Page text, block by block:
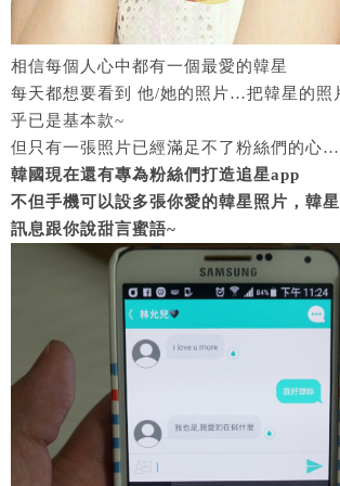
相信每個人心中都有一個最愛的韓星
每天都想要看到 他/她的照片…把韓星的照
乎已是基本款~
但只有一張照片已經滿足不了粉絲們的心
韓國現在還有專為粉絲們打造追星app
不但手機可以設多張你愛的韓星照片，韓
訊息跟你說甜言蜜語~